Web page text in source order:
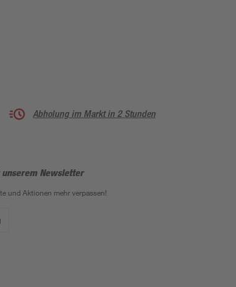
Abholung im Markt in 2 Stunden
Newsletter
und Aktionen mehr verpassen!